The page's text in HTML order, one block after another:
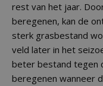
rest van het jaar.
beregenen, kan de
sterk grasbestand
veld later in het
beter bestand tegen
beregenen wanneer